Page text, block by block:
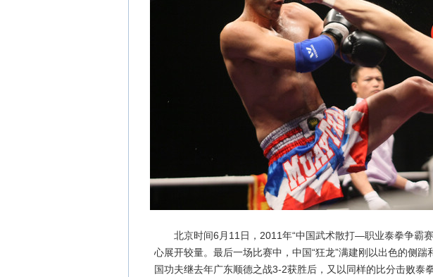
北京时间6月11日，2011年“中国武术散打—职业泰拳争霸赛
心展开较量。最后一场比赛中，中国“狂龙”满建刚以出色的侧
国功夫继去年广东顺德之战3-2获胜后，又以同样的比分击败泰